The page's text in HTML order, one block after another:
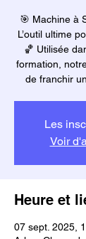
🎯 Machine à
L’outil ultime
🏀 Utilisée
formation,
de franchir
Les
Voir
Heure et
07 sept. 2025,